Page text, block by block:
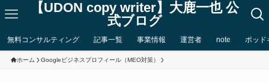
【UDON copy writer】大鹿一也 公
式ブログ
無料コンサルティング 記事一覧 事業情報 運営者 note ポッド
ホーム Googleビジネスプロフィール（MEO対策）